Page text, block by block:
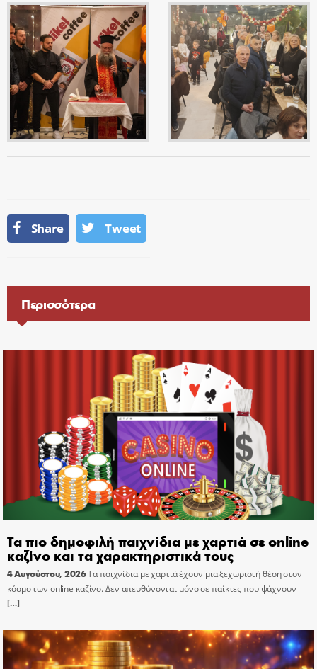
Share Tweet
Περισσότερα
Τα πιο δημοφιλή παιχνίδια με χαρτιά σε online
καζίνο και τα χαρακτηριστικά τους
4 Αυγούστου, 2026Τα παιχνίδια με χαρτιά έχουν μια ξεχωριστή θέση στον
κόσμο των online καζίνο. Δεν απευθύνονται μόνο σε παίκτες που ψάχνουν
[…]